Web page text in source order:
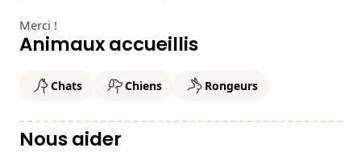
Merci !
Animaux accueillis
Chats Chiens Rongeurs
Nous aider